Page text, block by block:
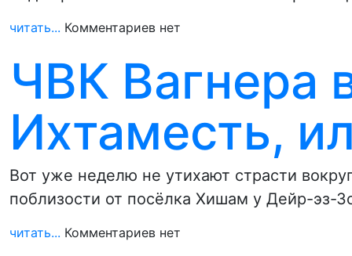
читать... Комментариев нет
ЧВК Вагнера
Ихтаместь,
Вот уже неделю не утихают страсти
поблизости от посёлка Хишам у Дейр-эз-
читать... Комментариев нет